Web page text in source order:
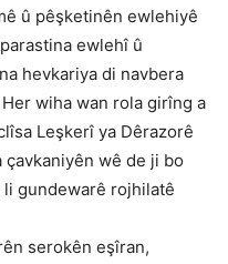
û pêşketinên ewlehiyê
ewlehî û
hevkariya di navbera
wiha wan rola girîng a
Leşkerî ya Dêrazorê
wê de ji bo
gundewarê rojhilatê
serokên eşîran,